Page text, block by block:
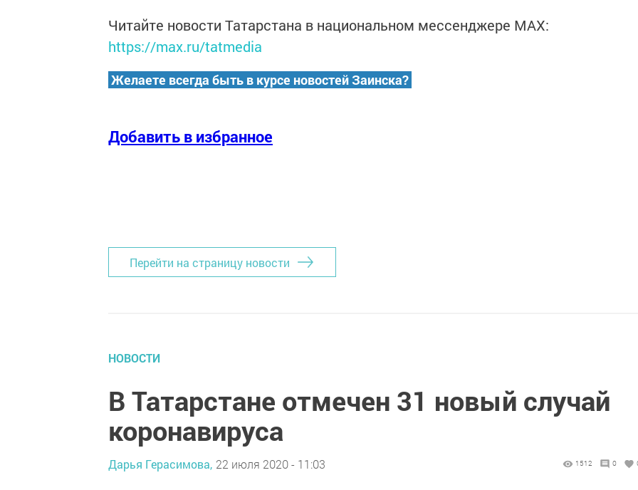
Читайте новости Татарстана в национальном мессенджере MАХ:
https://max.ru/tatmedia
Желаете всегда быть в курсе новостей Заинска?
Добавить в избранное
Перейти на страницу новости
НОВОСТИ
В Татарстане отмечен 31 новый случай
коронавируса
Дарья Герасимова, 22 июля 2020 - 11:03 1512 0